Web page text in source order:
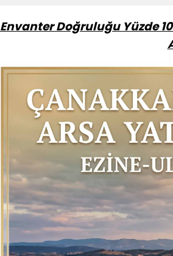
Envanter Doğruluğu Yüzde